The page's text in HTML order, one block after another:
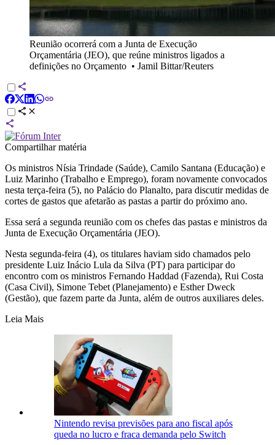
Reunião ocorrerá com a Junta de Execução
Orçamentária (JEO), que reúne ministros ligados a
definições no Orçamento • Jamil Bittar/Reuters
Compartilhar matéria
Os ministros Nísia Trindade (Saúde), Camilo Santana (Educação) e
Luiz Marinho (Trabalho e Emprego), foram novamente convocados
nesta terça-feira (5), no Palácio do Planalto, para discutir medidas de
cortes de gastos que afetarão as pastas a partir do próximo ano.
Essa será a segunda reunião com os chefes das pastas e ministros da
Junta de Execução Orçamentária (JEO).
Nesta segunda-feira (4), os titulares haviam sido chamados pelo
presidente Luiz Inácio Lula da Silva (PT) para participar do
encontro com os ministros Fernando Haddad (Fazenda), Rui Costa
(Casa Civil), Simone Tebet (Planejamento) e Esther Dweck
(Gestão), que fazem parte da Junta, além de outros auxiliares deles.
Leia Mais
Nintendo revisa previsões para ano fiscal após
queda no lucro e fraca demanda pelo Switch